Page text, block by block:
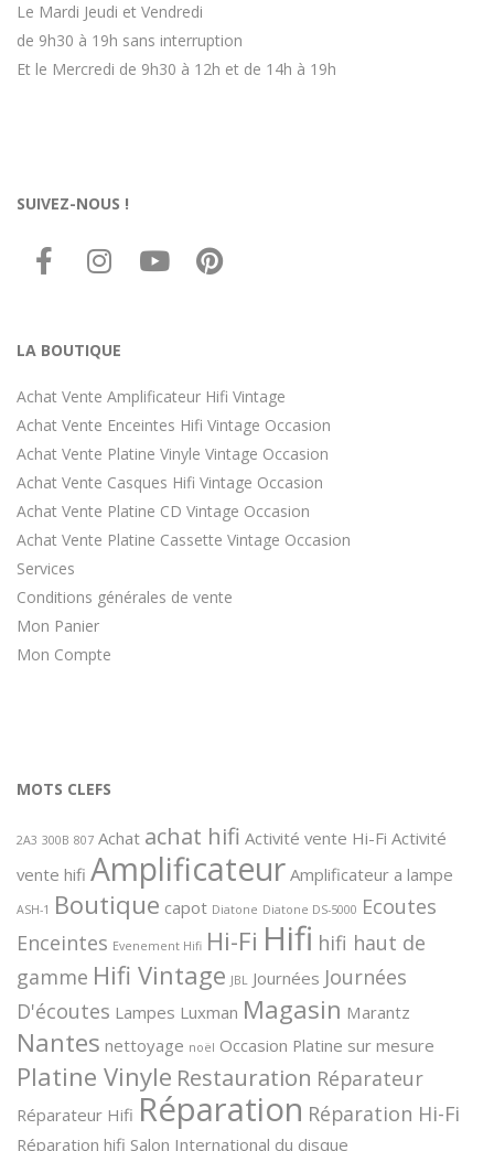
Le Mardi Jeudi et Vendredi
de 9h30 à 19h sans interruption
Et le Mercredi de 9h30 à 12h et de 14h à 19h
SUIVEZ-NOUS !
LA BOUTIQUE
Achat Vente Amplificateur Hifi Vintage
Achat Vente Enceintes Hifi Vintage Occasion
Achat Vente Platine Vinyle Vintage Occasion
Achat Vente Casques Hifi Vintage Occasion
Achat Vente Platine CD Vintage Occasion
Achat Vente Platine Cassette Vintage Occasion
Services
Conditions générales de vente
Mon Panier
Mon Compte
MOTS CLEFS
2A3 300B 807 Achat achat hifi Activité vente Hi-Fi Activité
vente hifi Amplificateur Amplificateur a lampe
ASH-1 Boutique capot Diatone Diatone DS-5000 Ecoutes
Enceintes Evenement Hifi Hi-Fi Hifi hifi haut de
gamme Hifi Vintage JBL Journées Journées
D'écoutes Lampes Luxman Magasin Marantz
Nantes nettoyage noël Occasion Platine sur mesure
Platine Vinyle Restauration Réparateur
Réparateur Hifi Réparation Réparation Hi-Fi
Réparation hifi Salon International du disque